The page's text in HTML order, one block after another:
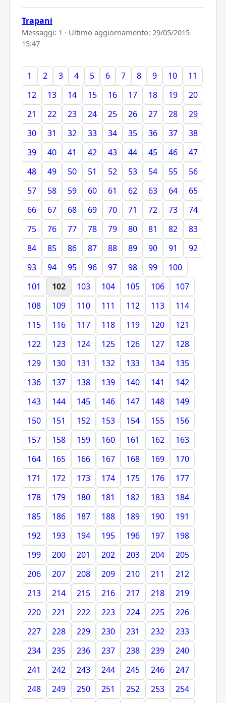
Trapani
Messaggi: 1 · Ultimo aggiornamento: 29/05/2015
15:47
1 2 3 4 5 6 7 8 9 10
11
12
13 14 15 16 17 18 19
20
21
22 23 24 25 26 27 28
29
30
31 32 33 34 35 36 37
38
39
40 41 42 43 44 45 46
47
48
49 50 51 52 53 54 55
56
57
58 59 60 61 62 63 64
65
66
67 68 69 70 71 72 73
74
75
76 77 78 79 80 81 82
83
84
85 86 87 88 89 90 91
92
93
94 95 96 97 98 99
100
101
102 103 104 105 106
107
108
109 110 111 112 113
114
115
116 117 118 119 120
121
122
123 124 125 126 127
128
129
130 131 132 133 134
135
136
137 138 139 140 141
142
143
144 145 146 147 148
149
150
151 152 153 154 155
156
157
158 159 160 161 162
163
164
165 166 167 168 169
170
171
172 173 174 175 176
177
178
179 180 181 182 183
184
185
186 187 188 189 190
191
192
193 194 195 196 197
198
199
200 201 202 203 204
205
206
207 208 209 210 211
212
213
214 215 216 217 218
219
220
221 222 223 224 225
226
227
228 229 230 231 232
233
234
235 236 237 238 239
240
241
242 243 244 245 246
247
248
249 250 251 252 253
254